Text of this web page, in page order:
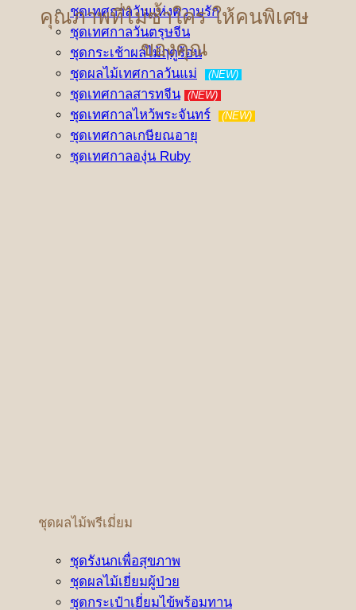
ชุดเทศกาลวันแห่งความรัก
ชุดเทศกาลวันตรุษจีน
ชุดกระเช้าผลไม้ฤดูร้อน
ชุดผลไม้เทศกาลวันแม่
(NEW)
ชุดเทศกาลสารทจีน (NEW)
ชุดเทศกาลไหว้พระจันทร์ (NEW)
ชุดเทศกาลเกษียณอายุ
ชุดเทศกาลองุ่น Ruby
ชุดผลไม้พรีเมี่ยม
ชุดรังนกเพื่อสุขภาพ
ชุดผลไม้เยี่ยมผู้ป่วย
ชุดกระเป๋าเยี่ยมไข้พร้อมทาน
คุณภาพที่ไม่ซ้ำใคร ให้คนพิเศษ
ของคุณ